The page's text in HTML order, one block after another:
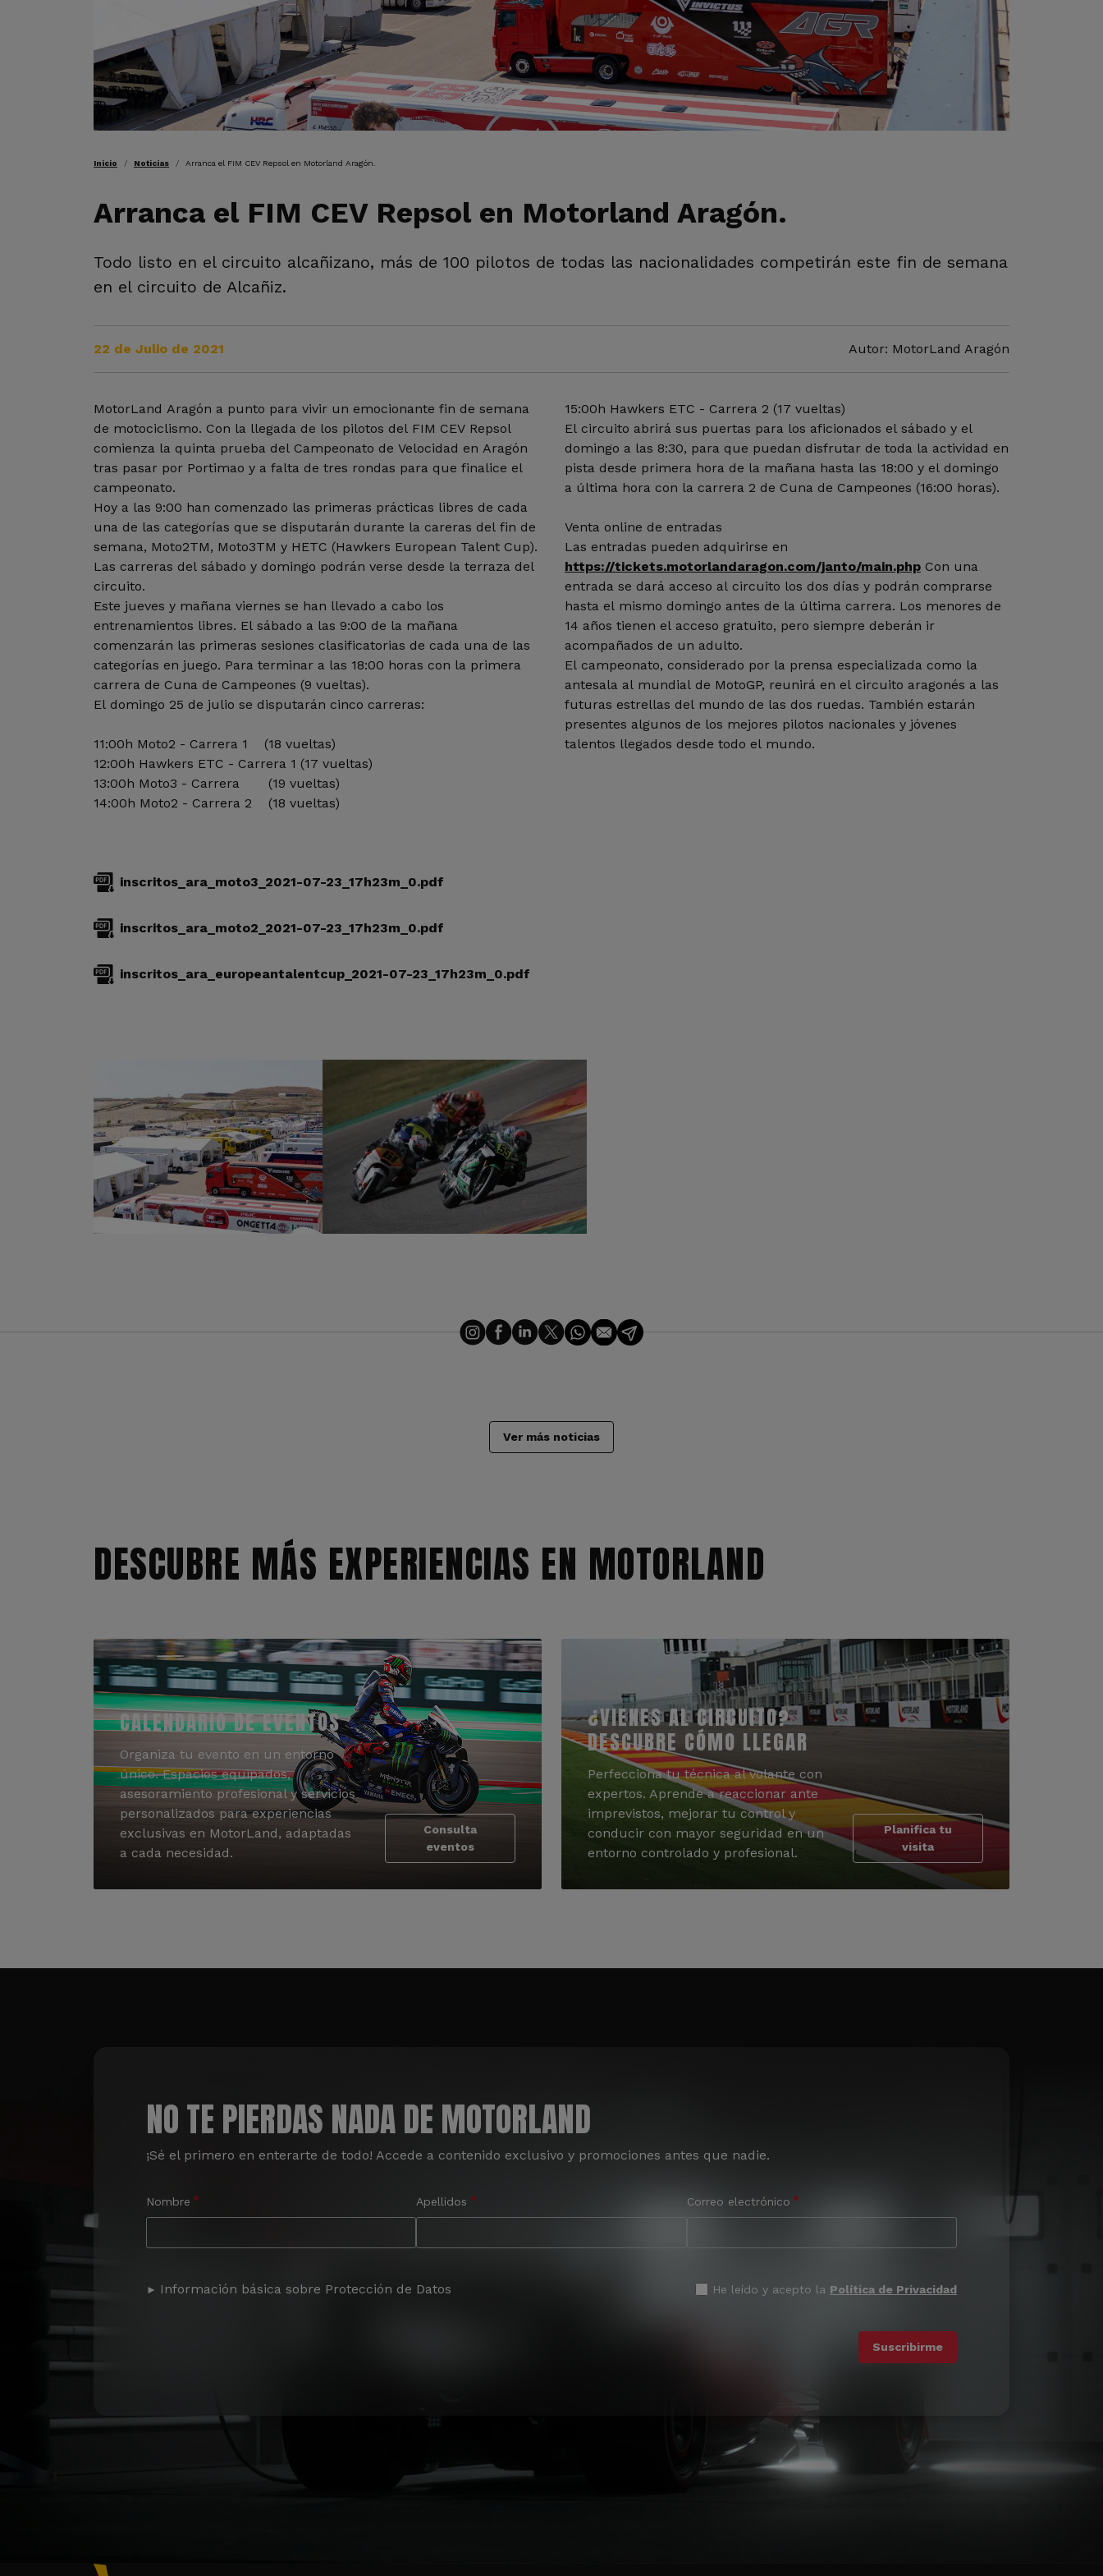
RUTA DE NAVEGACIÓN
Inicio Noticias Arranca el FIM CEV Repsol en Motorland Aragón.
Arranca el FIM CEV Repsol en Motorland Aragón.
Todo listo en el circuito alcañizano, más de 100 pilotos de todas las nacionalidades competirán este fin de semana
en el circuito de Alcañiz.
22 de Julio de 2021 Autor: MotorLand Aragón
MotorLand Aragón a punto para vivir un emocionante fin de semana
de motociclismo. Con la llegada de los pilotos del FIM CEV Repsol
comienza la quinta prueba del Campeonato de Velocidad en Aragón
tras pasar por Portimao y a falta de tres rondas para que finalice el
campeonato.
Hoy a las 9:00 han comenzado las primeras prácticas libres de cada
una de las categorías que se disputarán durante la careras del fin de
semana, Moto2TM, Moto3TM y HETC (Hawkers European Talent Cup).
Las carreras del sábado y domingo podrán verse desde la terraza del
circuito.
Este jueves y mañana viernes se han llevado a cabo los
entrenamientos libres. El sábado a las 9:00 de la mañana
comenzarán las primeras sesiones clasificatorias de cada una de las
categorías en juego. Para terminar a las 18:00 horas con la primera
carrera de Cuna de Campeones (9 vueltas).
El domingo 25 de julio se disputarán cinco carreras:
11:00h Moto2 - Carrera 1 (18 vueltas)
12:00h Hawkers ETC - Carrera 1 (17 vueltas)
13:00h Moto3 - Carrera (19 vueltas)
14:00h Moto2 - Carrera 2 (18 vueltas)
15:00h Hawkers ETC - Carrera 2 (17 vueltas)
El circuito abrirá sus puertas para los aficionados el sábado y el
domingo a las 8:30, para que puedan disfrutar de toda la actividad en
pista desde primera hora de la mañana hasta las 18:00 y el domingo
a última hora con la carrera 2 de Cuna de Campeones (16:00 horas).
Venta online de entradas
Las entradas pueden adquirirse en
https://tickets.motorlandaragon.com/janto/main.php Con una
entrada se dará acceso al circuito los dos días y podrán comprarse
hasta el mismo domingo antes de la última carrera. Los menores de
14 años tienen el acceso gratuito, pero siempre deberán ir
acompañados de un adulto.
El campeonato, considerado por la prensa especializada como la
antesala al mundial de MotoGP, reunirá en el circuito aragonés a las
futuras estrellas del mundo de las dos ruedas. También estarán
presentes algunos de los mejores pilotos nacionales y jóvenes
talentos llegados desde todo el mundo.
inscritos_ara_moto3_2021-07-23_17h23m_0.pdf
inscritos_ara_moto2_2021-07-23_17h23m_0.pdf
inscritos_ara_europeantalentcup_2021-07-23_17h23m_0.pdf
Ver más noticias
DESCUBRE MÁS EXPERIENCIAS EN MOTORLAND
CALENDARIO DE EVENTOS
Organiza tu evento en un entorno
único. Espacios equipados,
asesoramiento profesional y servicios
personalizados para experiencias
exclusivas en MotorLand, adaptadas
a cada necesidad.
Consulta
eventos
¿VIENES AL CIRCUITO?
DESCUBRE CÓMO LLEGAR
Perfecciona tu técnica al volante con
expertos. Aprende a reaccionar ante
imprevistos, mejorar tu control y
conducir con mayor seguridad en un
entorno controlado y profesional.
Planifica tu
visita
NO TE PIERDAS NADA DE MOTORLAND
¡Sé el primero en enterarte de todo! Accede a contenido exclusivo y promociones antes que nadie.
Nombre Apellidos Correo electrónico
Información básica sobre Protección de Datos He leído y acepto la Política de Privacidad